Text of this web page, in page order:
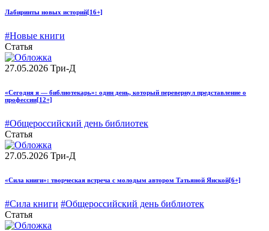
Лабиринты новых историй[16+]
#Новые книги
Статья
27.05.2026 Три-Д
«Сегодня я — библиотекарь»: один день, который перевернул представление о
профессии[12+]
#Общероссийский день библиотек
Статья
27.05.2026 Три-Д
«Сила книги»: творческая встреча с молодым автором Татьяной Янской[6+]
#Сила книги #Общероссийский день библиотек
Статья